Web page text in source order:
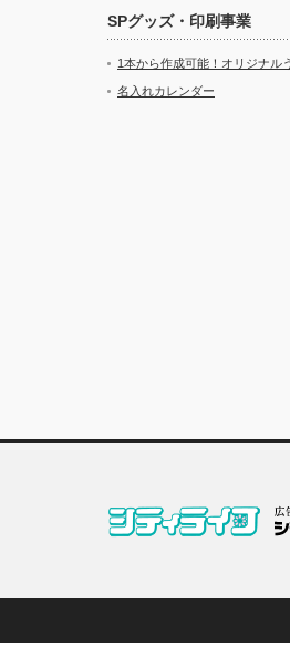
SPグッズ・印刷事業
1本から作成可能！オリジナル
名入れカレンダー